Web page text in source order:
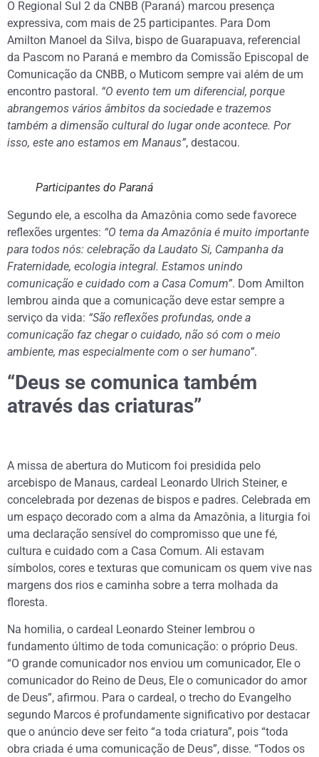
O Regional Sul 2 da CNBB (Paraná) marcou presença
expressiva, com mais de 25 participantes. Para Dom
Amilton Manoel da Silva, bispo de Guarapuava, referencial
da Pascom no Paraná e membro da Comissão Episcopal de
Comunicação da CNBB, o Muticom sempre vai além de um
encontro pastoral. “O evento tem um diferencial, porque
abrangemos vários âmbitos da sociedade e trazemos
também a dimensão cultural do lugar onde acontece. Por
isso, este ano estamos em Manaus”, destacou.
Participantes do Paraná
Segundo ele, a escolha da Amazônia como sede favorece
reflexões urgentes: “O tema da Amazônia é muito importante
para todos nós: celebração da Laudato Si, Campanha da
Fraternidade, ecologia integral. Estamos unindo
comunicação e cuidado com a Casa Comum”. Dom Amilton
lembrou ainda que a comunicação deve estar sempre a
serviço da vida: “São reflexões profundas, onde a
comunicação faz chegar o cuidado, não só com o meio
ambiente, mas especialmente com o ser humano”.
“Deus se comunica também
através das criaturas”
A missa de abertura do Muticom foi presidida pelo
arcebispo de Manaus, cardeal Leonardo Ulrich Steiner, e
concelebrada por dezenas de bispos e padres. Celebrada em
um espaço decorado com a alma da Amazônia, a liturgia foi
uma declaração sensível do compromisso que une fé,
cultura e cuidado com a Casa Comum. Ali estavam
símbolos, cores e texturas que comunicam os quem vive nas
margens dos rios e caminha sobre a terra molhada da
floresta.
Na homilia, o cardeal Leonardo Steiner lembrou o
fundamento último de toda comunicação: o próprio Deus.
“O grande comunicador nos enviou um comunicador, Ele o
comunicador do Reino de Deus, Ele o comunicador do amor
de Deus”, afirmou. Para o cardeal, o trecho do Evangelho
segundo Marcos é profundamente significativo por destacar
que o anúncio deve ser feito “a toda criatura”, pois “toda
obra criada é uma comunicação de Deus”, disse. “Todos os